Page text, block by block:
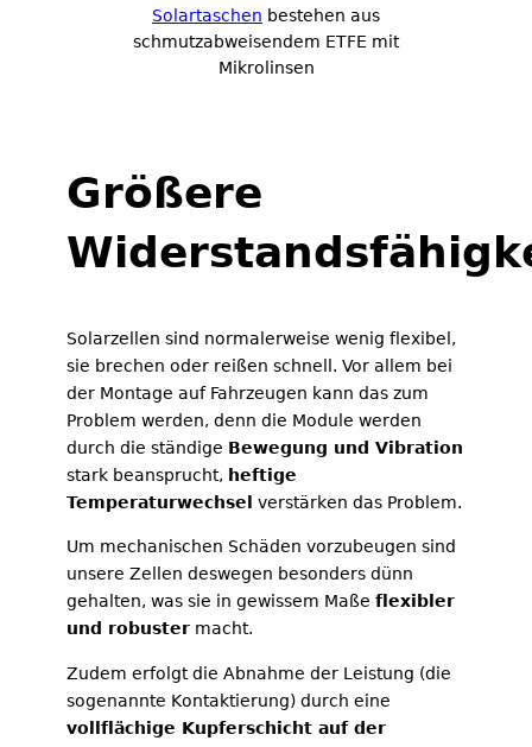
Solartaschen bestehen aus
schmutzabweisendem ETFE mit
Mikrolinsen
Größere
Solarzellen sind normalerweise wenig flexibel,
sie brechen oder reißen schnell. Vor allem bei
der Montage auf Fahrzeugen kann das zum
Problem werden, denn die Module werden
durch die ständige Bewegung und Vibration
stark beansprucht, heftige
Temperaturwechsel
verstärken das Problem.
Um mechanischen Schäden vorzubeugen sind
unsere Zellen deswegen besonders dünn
gehalten, was sie in gewissem Maße flexibler
und robuster macht.
Zudem erfolgt die Abnahme der Leistung (die
sogenannte Kontaktierung) durch eine
vollflächige Kupferschicht auf der